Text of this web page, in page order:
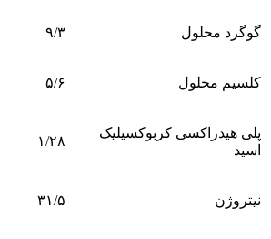
گوگرد محلول ۹/۳
کلسیم محلول ۵/۶
پلی هیدراکسی کربوکسیلیک
اسید
۱/۲۸
نیتروژن ۳۱/۵